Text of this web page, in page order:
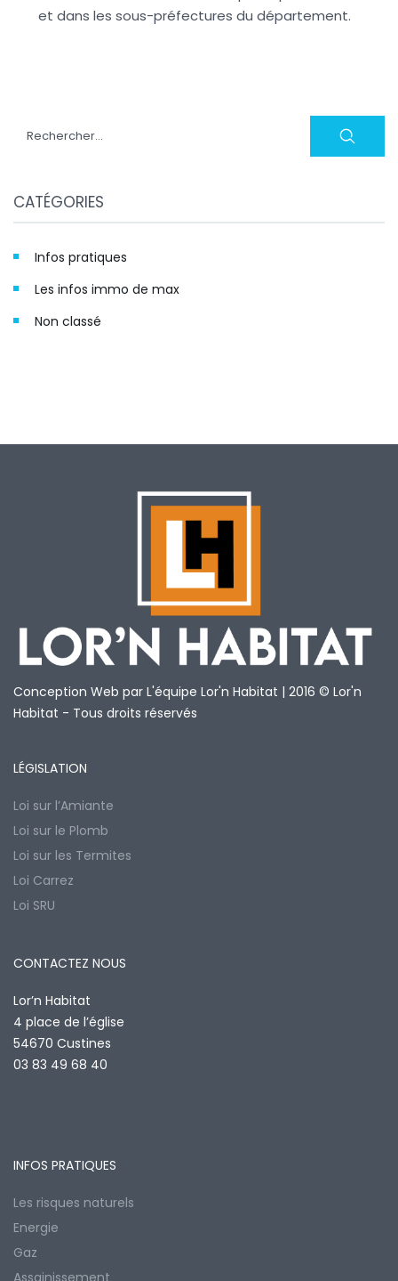
et dans les sous-préfectures du département.
Rechercher :
CATÉGORIES
Infos pratiques
Les infos immo de max
Non classé
Conception Web par L'équipe Lor'n Habitat | 2016 © Lor'n
Habitat - Tous droits réservés
LÉGISLATION
Loi sur l’Amiante
Loi sur le Plomb
Loi sur les Termites
Loi Carrez
Loi SRU
CONTACTEZ NOUS
Lor’n Habitat
4 place de l’église
54670 Custines
03 83 49 68 40
INFOS PRATIQUES
Les risques naturels
Energie
Gaz
Assainissement